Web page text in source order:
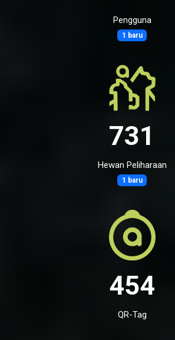
Pengguna
1 baru
731
Hewan Peliharaan
1 baru
454
QR-Tag